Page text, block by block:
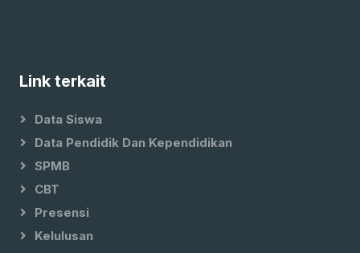
Link terkait
Data Siswa
Data Pendidik Dan Kependidikan
SPMB
CBT
Presensi
Kelulusan